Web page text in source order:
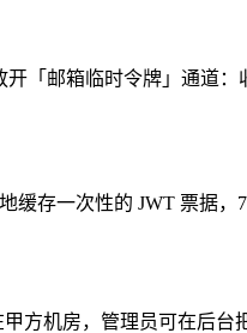
「邮箱临时令牌」通道
缓存一次性的 JWT 票据，
机房，管理员可在后台